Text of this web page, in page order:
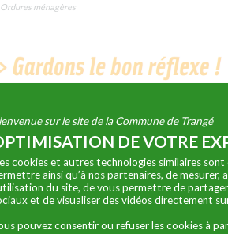
Ordures ménagères
sur le site de la Commune de Trangé
DE VOTRE
cookies et autres technologies similaires
ainsi qu’à nos partenaires, de mesurer,
du site, de vous permettre de
et de visualiser des vidéos directement
pouvez consentir ou refuser les cookies à